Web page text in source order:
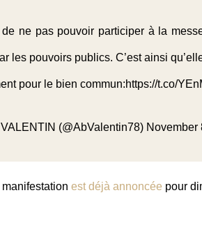
de ne pas pouvoir participer à la
les pouvoirs publics. C’est ainsi
pour le bien commun:https://t.co/
(@AbValentin78) November
est déjà annoncée pour